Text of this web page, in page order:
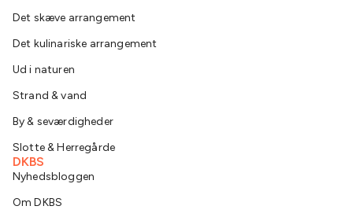
Det skæve arrangement
Det kulinariske arrangement
Ud i naturen
Strand & vand
By & seværdigheder
Slotte & Herregårde
DKBS
Nyhedsbloggen
Om DKBS